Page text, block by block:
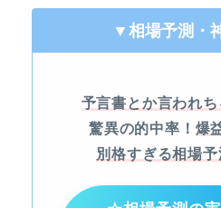
▼相場予測・
予言書とか言われ
驚異の的中率！ 爆
別格すぎる相場予